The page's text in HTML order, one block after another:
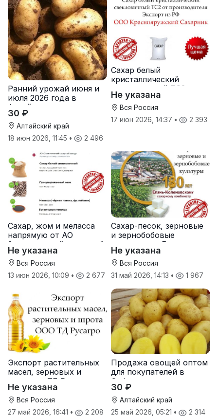
Ранний урожай июня и
июля 2026 года в
Алтайском крае
30 ₽
Алтайский край
18 июн 2026, 11:45 • 2 496
Сахар белый
кристаллический
свекловичный ТС2 от
производителя
Не указана
Вся Россия
17 июн 2026, 14:37 • 2 393
Сахар, жом и меласса
напрямую от АО
Земетчинский сахарный
завод
Не указана
Вся Россия
13 июн 2026, 10:09 • 2 677
Сахар-песок, зерновые
и зернобобовые
культуры от Елань-
Коленовский СЗ
Не указана
Вся Россия
31 май 2026, 14:13 • 1 967
Экспорт растительных
масел, зерновых и
шрота от ТД Русагро
Не указана
Вся Россия
27 май 2026, 16:41 • 2 208
Продажа овощей оптом
для покупателей в
Сибири
30 ₽
Алтайский край
25 май 2026, 05:21 • 2 314